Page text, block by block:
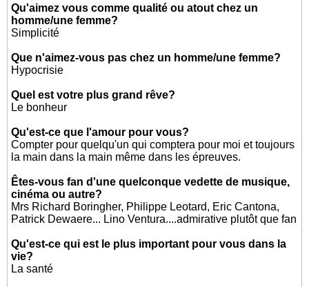
Qu'aimez vous comme qualité ou atout chez un
homme/une femme?
Simplicité
Que n'aimez-vous pas chez un homme/une femme?
Hypocrisie
Quel est votre plus grand rêve?
Le bonheur
Qu'est-ce que l'amour pour vous?
Compter pour quelqu'un qui comptera pour moi et toujours
la main dans la main même dans les épreuves.
Êtes-vous fan d'une quelconque vedette de musique,
cinéma ou autre?
Mrs Richard Boringher, Philippe Leotard, Eric Cantona,
Patrick Dewaere... Lino Ventura....admirative plutôt que fan
Qu'est-ce qui est le plus important pour vous dans la
vie?
La santé